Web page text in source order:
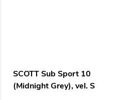
SCOTT Sub Sport 10
(Midnight Grey), vel. S